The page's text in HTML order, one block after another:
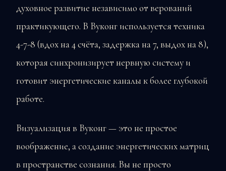
духовное развитие независимо от верований
практикующего. В Вуконг используется техника
4-7-8 (вдох на 4 счёта, задержка на 7, выдох на 8),
которая синхронизирует нервную систему и
готовит энергетические каналы к более глубокой
работе.
Визуализация в Вуконг — это не простое
воображение, а создание энергетических матриц
в пространстве сознания. Вы не просто